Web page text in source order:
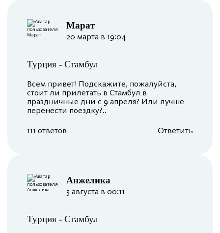
Марат
20 марта в 19:04
Турция - Стамбул
Всем привет! Подскажите, пожалуйста,
стоит ли прилетать в Стамбул в
праздничные дни с 9 апреля? Или лучше
перенести поездку?..
111 ответов Ответить
Анжелика
3 августа в 00:11
Турция - Стамбул